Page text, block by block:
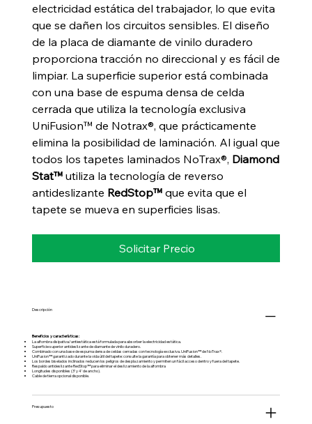
electricidad estática del trabajador, lo que evita
que se dañen los circuitos sensibles. El diseño
de la placa de diamante de vinilo duradero
proporciona tracción no direccional y es fácil de
limpiar. La superficie superior está combinada
con una base de espuma densa de celda
cerrada que utiliza la tecnología exclusiva
UniFusion™ de Notrax®, que prácticamente
elimina la posibilidad de laminación. Al igual que
todos los tapetes laminados NoTrax®, Diamond
Stat™utiliza la tecnología de reverso
antideslizante RedStop™que evita que el
tapete se mueva en superficies lisas.
Solicitar Precio
Descripción
Beneficios y características:
La alfombra disipativa/antiestática está formulada para absorber la electricidad estática.
Superficie superior antideslizante de diamante de vinilo duradero.
Combinado con una base de espuma densa de celdas cerradas con tecnología exclusiva. UniFusion™ de NoTrax®.
UniFusion™ garantizado durante la vida útil del tapete: consulte la garantía para obtener más detalles.
Los bordes biselados inclinados reducen los peligros de desplazamiento y permiten un fácil acceso dentro y fuera del tapete.
Respaldo antideslizante RedStop™ para eliminar el deslizamiento de la alfombra
Longitudes disponibles (3' y 4' de ancho).
Cable de tierra opcional disponible.
Presupuesto